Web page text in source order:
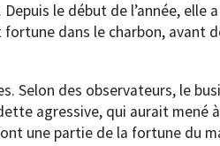
le début de l’année, elle
dans le charbon, avant
Selon des observateurs, le
agressive, qui aurait mené
une partie de la fortune du